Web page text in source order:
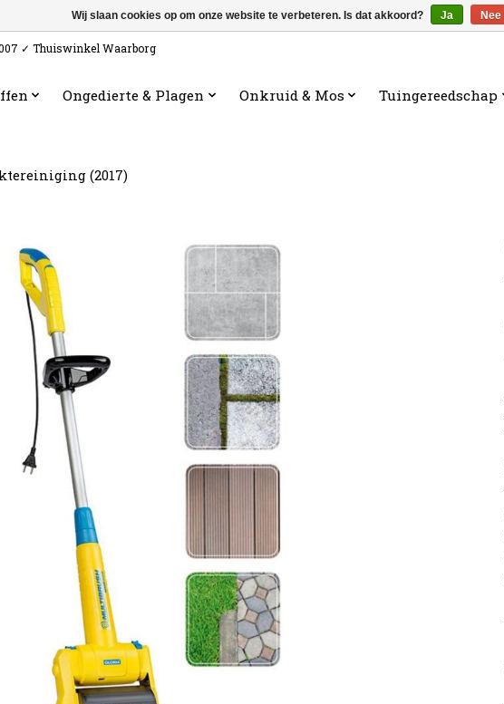
✓ Thuiswinkel Waarborg
Ongedierte & Plagen Onkruid & Mos Tuingereedschap
(2017)
Wij slaan cookies op om onze website te verbeteren. Is dat akkoord? Ja Nee